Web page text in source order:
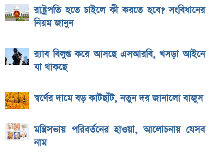
রাষ্ট্রপতি হতে চাইলে কী করতে হবে? সংবিধানের
নিয়ম জানুন
র‌্যাব বিলুপ্ত করে আসছে এসআরবি, খসড়া আইনে
যা থাকছে
স্বর্ণের দামে বড় কাটছাঁট, নতুন দর জানালো বাজুস
মন্ত্রিসভায় পরিবর্তনের হাওয়া, আলোচনায় যেসব
নাম